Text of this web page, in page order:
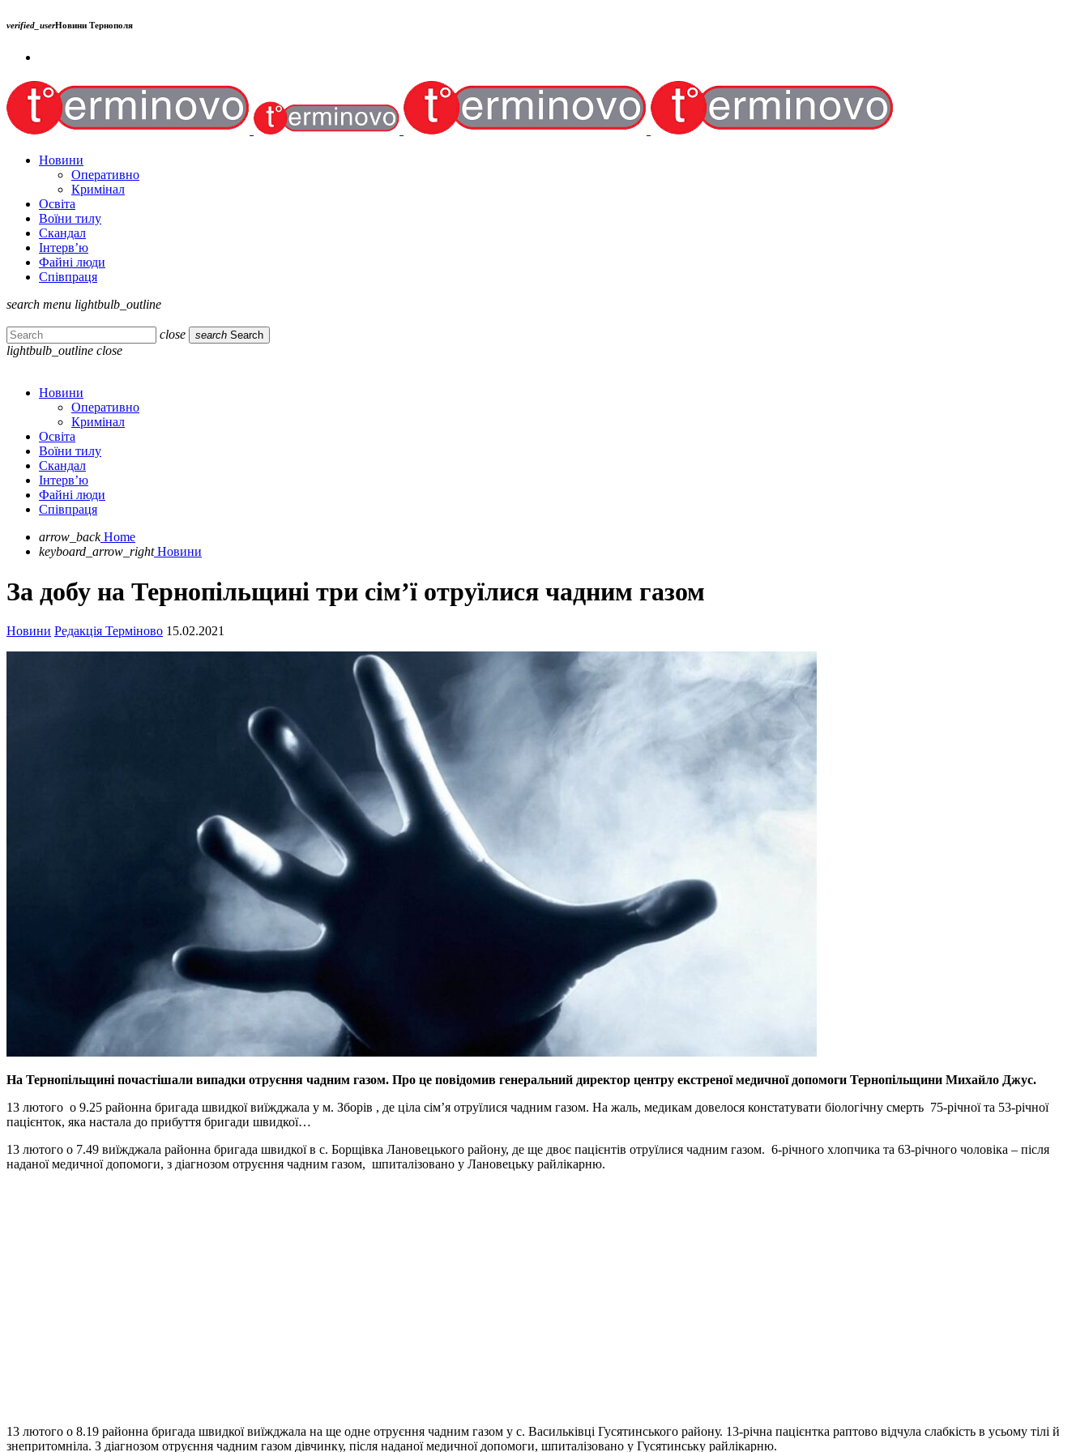
verified_userНовини Тернополя
Новини
Оперативно
Кримінал
Освіта
Воїни тилу
Скандал
Інтерв’ю
Файні люди
Співпраця
search menu lightbulb_outline
close search Search
lightbulb_outline close
Новини
Оперативно
Кримінал
Освіта
Воїни тилу
Скандал
Інтерв’ю
Файні люди
Співпраця
arrow_back Home
keyboard_arrow_right Новини
За добу на Тернопільщині три сім’ї отруїлися чадним газом
Новини Редакція Терміново 15.02.2021
На Тернопільщині почастішали випадки отруєння чадним газом. Про це повідомив генеральний директор центру екстреної медичної допомоги Тернопільщини Михайло Джус.
13 лютого о 9.25 районна бригада швидкої виїжджала у м. Зборів , де ціла сім’я отруїлися чадним газом. На жаль, медикам довелося констатувати біологічну смерть 75-річної та 53-річної
пацієнток, яка настала до прибуття бригади швидкої…
13 лютого о 7.49 виїжджала районна бригада швидкої в с. Борщівка Лановецького району, де ще двоє пацієнтів отруїлися чадним газом. 6-річного хлопчика та 63-річного чоловіка – після
наданої медичної допомоги, з діагнозом отруєння чадним газом, шпиталізовано у Лановецьку райлікарню.
13 лютого о 8.19 районна бригада швидкої виїжджала на ще одне отруєння чадним газом у с. Васильківці Гусятинського району. 13-річна пацієнтка раптово відчула слабкість в усьому тілі й
знепритомніла. З діагнозом отруєння чадним газом дівчинку, після наданої медичної допомоги, шпиталізовано у Гусятинську райлікарню.